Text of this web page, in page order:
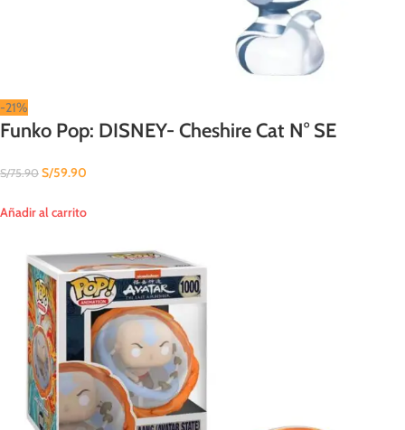
-21%
Funko Pop: DISNEY- Cheshire Cat N° SE
S/75.90 S/59.90
Añadir al carrito